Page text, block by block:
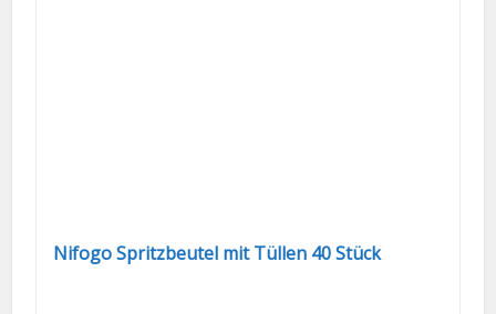
Nifogo Spritzbeutel mit Tüllen 40 Stück